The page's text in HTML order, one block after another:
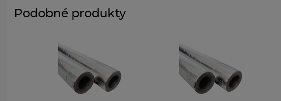
Podobné produkty